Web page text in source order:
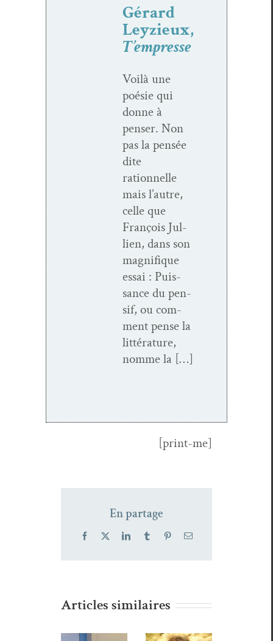
Gérard
Leyzieux,
T’empresse
Voilà une
poésie qui
donne à
penser. Non
pas la pen­sée
dite
rationnelle
mais l’autre,
celle que
François Jul­
lien, dans son
mag­nifique
essai : Puis­
sance du pen­
sif, ou com­
ment pense la
lit­téra­ture,
nomme la […]
[print-me]
En partage
Facebook LinkedInTumblr PinterestEmail
Articles similaires